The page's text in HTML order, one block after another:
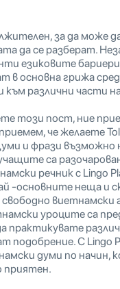
за да може
да се разберат.
езиковите
в основна грижа
различни части
този пост, ние
че желаете
и фрази възможно
са
речник с Lingo
-основните неща и
виетнамски
уроците са
практикувате
подобрение. С Lingo
думи по начин,
приятен.